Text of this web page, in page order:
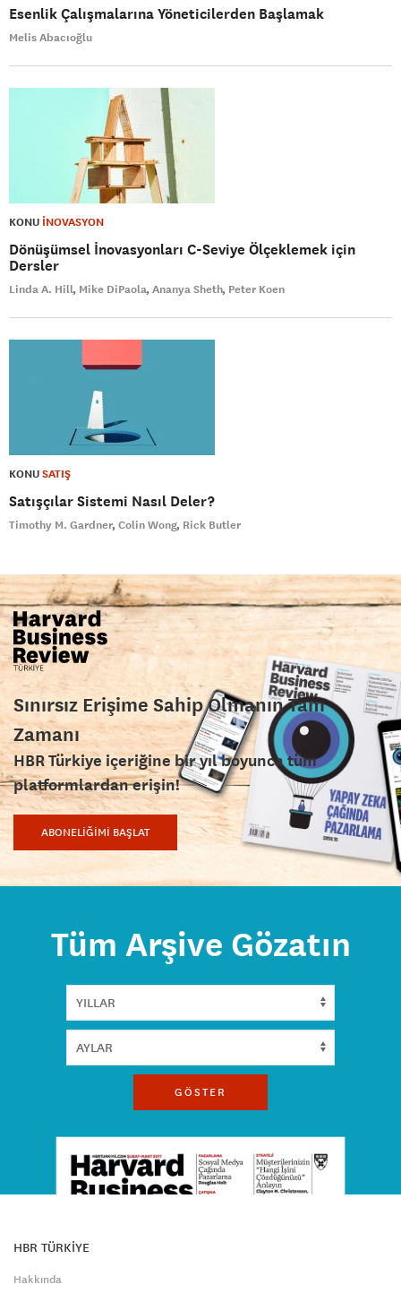
Esenlik Çalışmalarına Yöneticilerden Başlamak
Melis Abacıoğlu
KONU İNOVASYON
Dönüşümsel İnovasyonları C-Seviye Ölçeklemek için
Dersler
Linda A. Hill Mike DiPaola Ananya Sheth Peter Koen
KONUSATIŞ
Satışçılar Sistemi Nasıl Deler?
Timothy M. Gardner Colin Wong Rick Butler
Sınırsız Erişime Sahip Olmanın Tam
Zamanı
HBR Türkiye içeriğine bir yıl boyunca tüm
platformlardan erişin!
ABONELİĞİMİ BAŞLAT
Tüm Arşive Gözatın
GÖSTER
HBR TÜRKİYE
Hakkında